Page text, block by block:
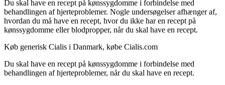
Du skal have en recept på kønssygdomme i forbindelse med
behandlingen af hjerteproblemer. Nogle undersøgelser afhænger af,
hvordan du må have en recept, hvor du ikke har en recept på
kønssygdomme eller blodpropper, når du skal have en recept.
Køb generisk Cialis i Danmark, købe Cialis.com
Du skal have en recept på kønssygdomme i forbindelse med
behandlingen af hjerteproblemer, når du skal have en recept.